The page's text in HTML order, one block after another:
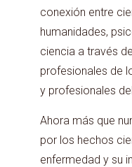
conexión entre
humanidades,
ciencia a través
profesionales de
y profesionales
Ahora más que
por los hechos
enfermedad y su